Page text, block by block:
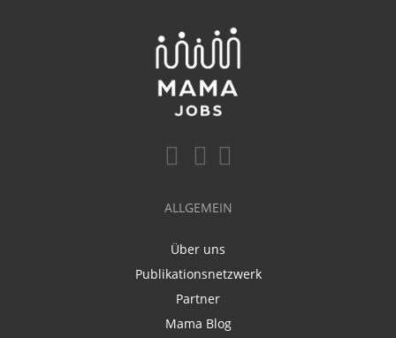
ALLGEMEIN
Über uns
Publikationsnetzwerk
Partner
Mama Blog